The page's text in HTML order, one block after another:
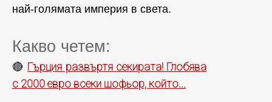
най-голямата империя в света.
Какво четем:
🔴 Гърция развъртя секирата! Глобява
с 2000 евро всеки шофьор, който...